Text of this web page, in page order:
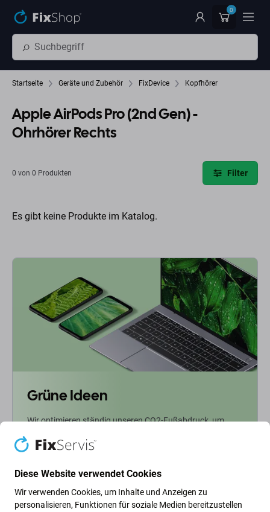
0
Startseite Geräte und Zubehör FixDevice Kopfhörer
Apple AirPods Pro (2nd Gen) -
Ohrhörer Rechts
0 von 0 Produkten Filter
Es gibt keine Produkte im Katalog.
Grüne Ideen
Wir optimieren ständig unseren CO2-Fußabdruck, um
wie wir unsere Prozesse anpassen, um unseren
Diese Website verwendet Cookies
Wir verwenden Cookies, um Inhalte und Anzeigen zu
personalisieren, Funktionen für soziale Medien bereitzustellen